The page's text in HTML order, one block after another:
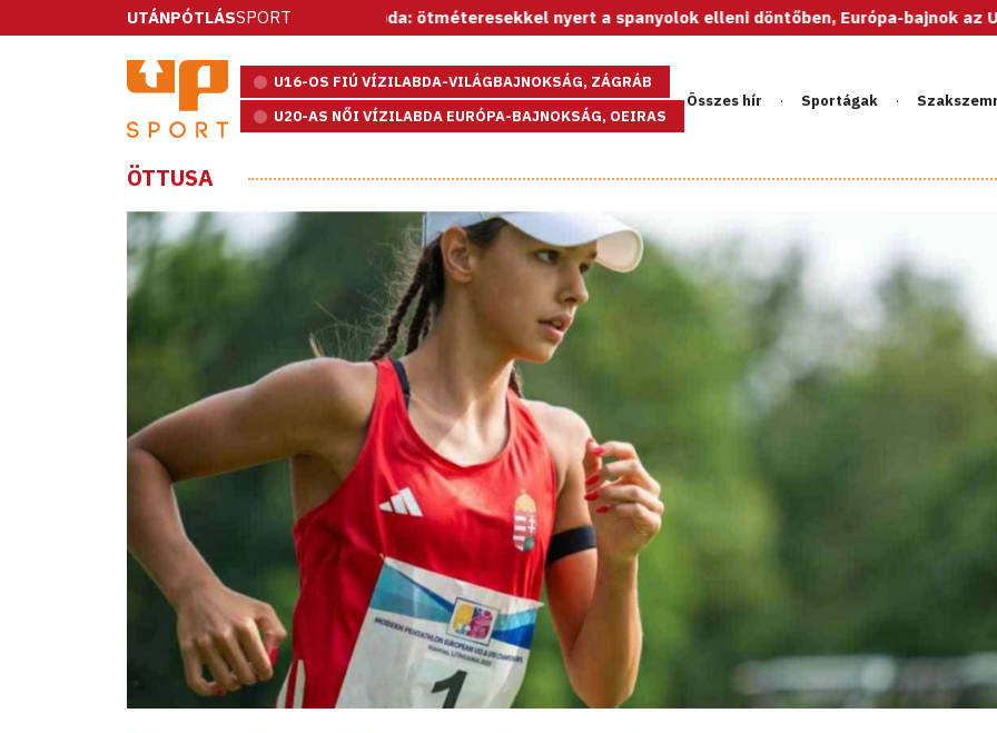
UTÁNPÓTLÁSSPORT
Vízilabda: ötméteresekkel nyert a spanyolok elleni döntőben, Európa-bajnok az U20-as női válogatott!
U16-OS FIÚ VÍZILABDA-VILÁGBAJNOKSÁG, ZÁGRÁB
U20-AS NŐI VÍZILABDA EURÓPA-BAJNOKSÁG, OEIRAS
Összes hír Sportágak
ÖTTUSA